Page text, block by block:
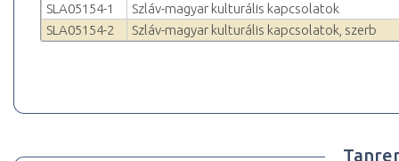
SLA05154-1
Szláv-magyar kulturális kapcsolatok
SLA05154-2
Szláv-magyar kulturális kapcsolatok, szerb